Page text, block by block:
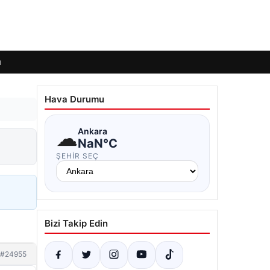
#24955
Hava Durumu
☁Ankara
NaN°C
ŞEHIR SEÇ
Bizi Takip Edin